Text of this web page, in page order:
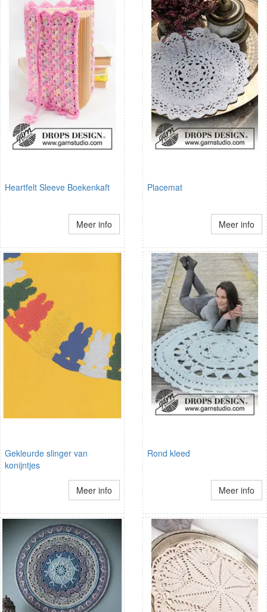
Heartfelt Sleeve Boekenkaft
Meer info
Placemat
Meer info
Gekleurde slinger van
konijntjes
Meer info
Rond kleed
Meer info